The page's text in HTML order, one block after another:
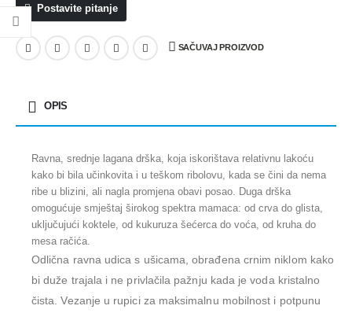
Postavite pitanje
SAČUVAJ PROIZVOD
OPIS
Ravna, srednje lagana drška, koja iskorištava relativnu lakoću
kako bi bila učinkovita i u teškom ribolovu, kada se čini da nema
ribe u blizini, ali nagla promjena obavi posao. Duga drška
omogućuje smještaj širokog spektra mamaca: od crva do glista,
uključujući koktele, od kukuruza šećerca do voća, od kruha do
mesa račića.
Odlična ravna udica s ušicama, obrađena crnim niklom kako
bi duže trajala i ne privlačila pažnju kada je voda kristalno
čista. Vezanje u rupici za maksimalnu mobilnost i potpunu